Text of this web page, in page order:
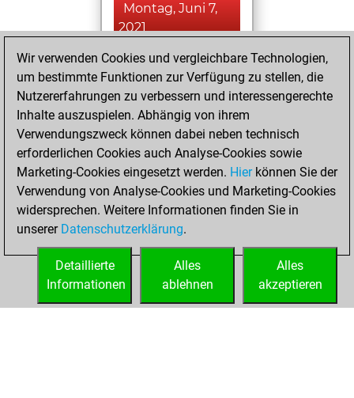
Montag, Juni 7,
2021
You played 9
blitz games
Play
=0 -4 in blitz
Dienstag,
November 24,
2020
You created
your Fritz account
Wir verwenden Cookies und vergleichbare Technologien,
um bestimmte Funktionen zur Verfügung zu stellen, die
Nutzererfahrungen zu verbessern und interessengerechte
Inhalte auszuspielen. Abhängig von ihrem
Verwendungszweck können dabei neben technisch
erforderlichen Cookies auch Analyse-Cookies sowie
Marketing-Cookies eingesetzt werden. Hierkönnen Sie der
Verwendung von Analyse-Cookies und Marketing-Cookies
widersprechen. Weitere Informationen finden Sie in
unserer Datenschutzerklärung.
Alles
akzeptieren
Alles
ablehnen
Detaillierte
Informationen